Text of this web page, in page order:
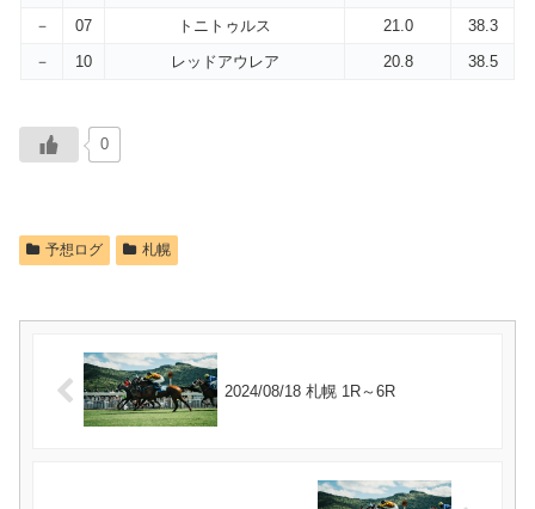
－
07 トニトゥルス 21.0
38.3
－
10 レッドアウレア 20.8 38.5
0
予想ログ 札幌
2024/08/18 札幌 1R～6R